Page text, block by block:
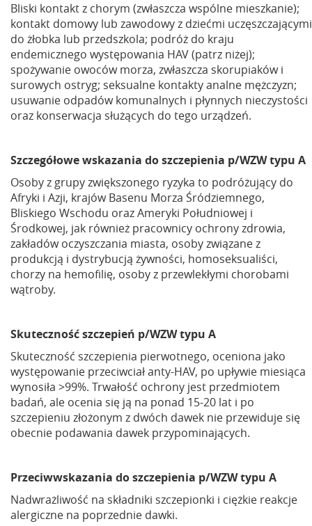
Bliski kontakt z chorym (zwłaszcza wspólne mieszkanie);
kontakt domowy lub zawodowy z dziećmi uczęszczającymi
do żłobka lub przedszkola; podróż do kraju
endemicznego występowania HAV (patrz niżej);
spożywanie owoców morza, zwłaszcza skorupiaków i
surowych ostryg; seksualne kontakty analne mężczyzn;
usuwanie odpadów komunalnych i płynnych nieczystości
oraz konserwacja służących do tego urządzeń.
Szczegółowe wskazania do szczepienia p/WZW typu A
Osoby z grupy zwiększonego ryzyka to podróżujący do
Afryki i Azji, krajów Basenu Morza Śródziemnego,
Bliskiego Wschodu oraz Ameryki Południowej i
Środkowej, jak również pracownicy ochrony zdrowia,
zakładów oczyszczania miasta, osoby związane z
produkcją i dystrybucją żywności, homoseksualiści,
chorzy na hemofilię, osoby z przewlekłymi chorobami
wątroby.
Skuteczność szczepień p/WZW typu A
Skuteczność szczepienia pierwotnego, oceniona jako
występowanie przeciwciał anty-HAV, po upływie miesiąca
wynosiła >99%. Trwałość ochrony jest przedmiotem
badań, ale ocenia się ją na ponad 15-20 lat i po
szczepieniu złożonym z dwóch dawek nie przewiduje się
obecnie podawania dawek przypominających.
Przeciwwskazania do szczepienia p/WZW typu A
Nadwrażliwość na składniki szczepionki i ciężkie reakcje
alergiczne na poprzednie dawki.